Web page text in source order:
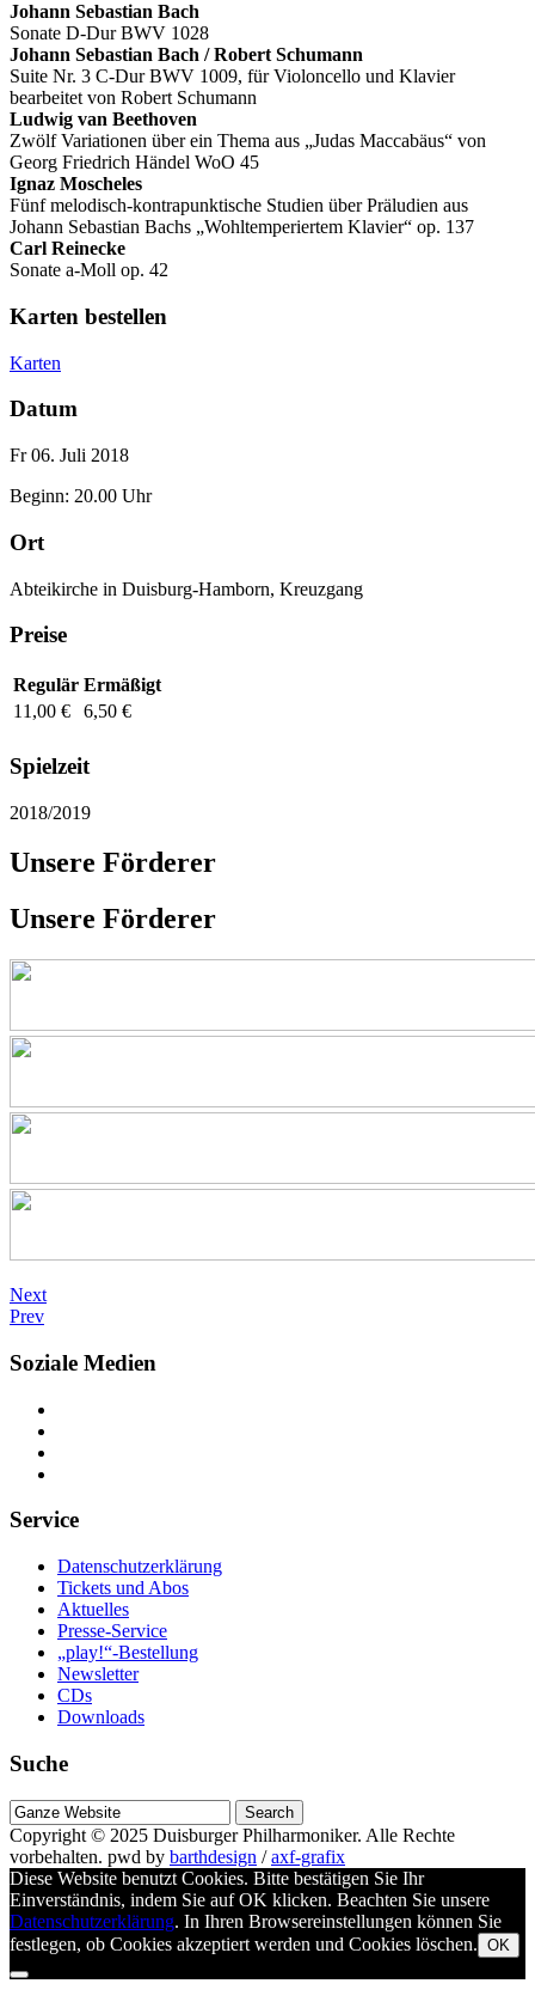
Johann Sebastian Bach
Sonate D-Dur BWV 1028
Johann Sebastian Bach / Robert Schumann
Suite Nr. 3 C-Dur BWV 1009, für Violoncello und Klavier
bearbeitet von Robert Schumann
Ludwig van Beethoven
Zwölf Variationen über ein Thema aus „Judas Maccabäus“ von
Georg Friedrich Händel WoO 45
Ignaz Moscheles
Fünf melodisch-kontrapunktische Studien über Präludien aus
Johann Sebastian Bachs „Wohltemperiertem Klavier“ op. 137
Carl Reinecke
Sonate a-Moll op. 42
Karten bestellen
Karten
Datum
Fr 06. Juli 2018
Beginn: 20.00 Uhr
Ort
Abteikirche in Duisburg-Hamborn, Kreuzgang
Preise
Regulär Ermäßigt
11,00 €
6,50 €
Spielzeit
2018/2019
Unsere Förderer
Unsere Förderer
Next
Prev
Soziale Medien
Service
Datenschutzerklärung
Tickets und Abos
Aktuelles
Presse-Service
„play!“-Bestellung
Newsletter
CDs
Downloads
Suche
Suche
nach
Copyright © 2025 Duisburger Philharmoniker. Alle Rechte
vorbehalten. pwd by barthdesign /axf-grafix
Diese Website benutzt Cookies. Bitte bestätigen Sie Ihr
Einverständnis, indem Sie auf OK klicken. Beachten Sie unsere
Datenschutzerklärung. In Ihren Browsereinstellungen können Sie
festlegen, ob Cookies akzeptiert werden und Cookies löschen. OK